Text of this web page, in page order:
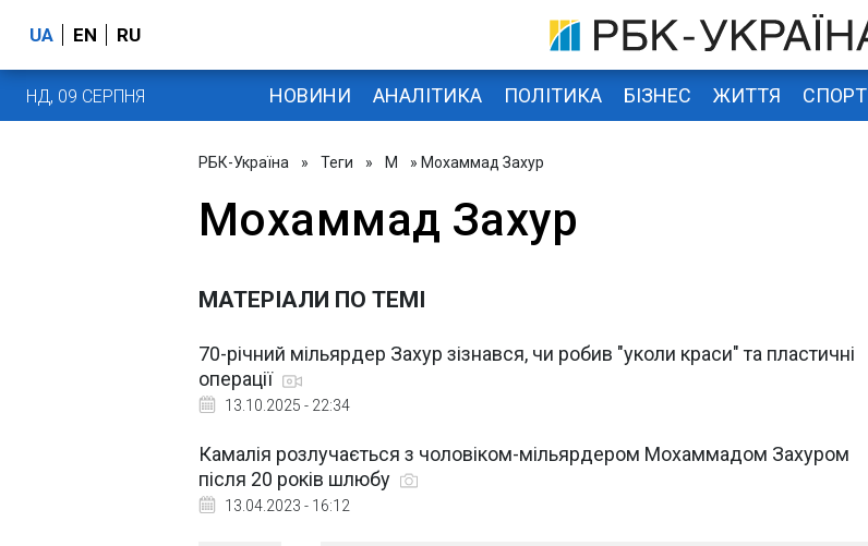
UA EN RU
НД, 09 СЕРПНЯ НОВИНИ АНАЛІТИКА ПОЛІТИКА БІЗНЕС ЖИТТЯ СПОРТ
РБК-Україна » Теги » М » Мохаммад Захур
Мохаммад Захур
МАТЕРІАЛИ ПО ТЕМІ
70-річний мільярдер Захур зізнався, чи робив "уколи краси" та пластичні
операції
13.10.2025 - 22:34
Камалія розлучається з чоловіком-мільярдером Мохаммадом Захуром
після 20 років шлюбу
13.04.2023 - 16:12